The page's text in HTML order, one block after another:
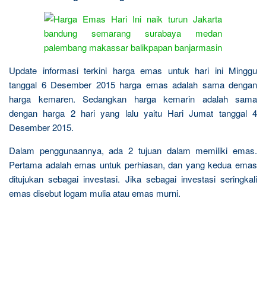
Update informasi terkini harga emas untuk hari ini Minggu
tanggal 6 Desember 2015 harga emas adalah sama dengan
harga kemaren. Sedangkan harga kemarin adalah sama
dengan harga 2 hari yang lalu yaitu Hari Jumat tanggal 4
Desember 2015.
Dalam penggunaannya, ada 2 tujuan dalam memiliki emas.
Pertama adalah emas untuk perhiasan, dan yang kedua emas
ditujukan sebagai investasi. Jika sebagai investasi seringkali
emas disebut logam mulia atau emas murni.